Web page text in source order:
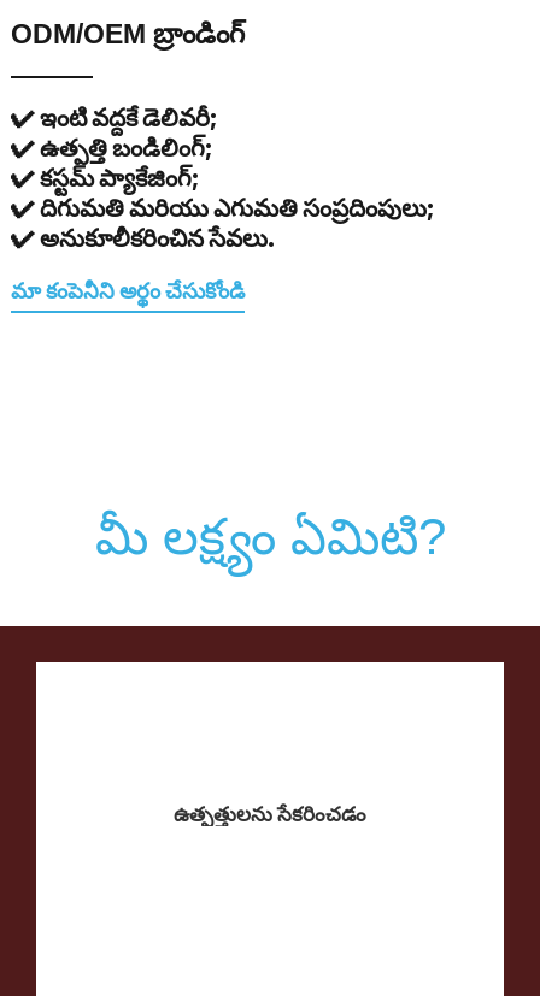
ODM/OEM బ్రాండింగ్
✔ ఇంటి వద్దకే డెలివరీ;
✔ ఉత్పత్తి బండిలింగ్;
✔ కస్టమ్ ప్యాకేజింగ్;
✔ దిగుమతి మరియు ఎగుమతి సంప్రదింపులు;
✔ అనుకూలీకరించిన సేవలు.
మా కంపెనీని అర్థం చేసుకోండి
మీ లక్ష్యం ఏమిటి?
ఉత్పత్తులను సేకరించడం